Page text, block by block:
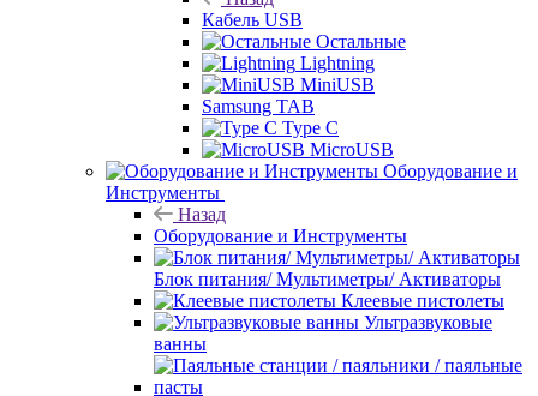
Кабель USB
Остальные
Lightning
MiniUSB
Samsung TAB
Type C
MicroUSB
Оборудование и
Инструменты
Назад
Оборудование и Инструменты
Блок питания/ Мультиметры/ Активаторы
Клеевые пистолеты
Ультразвуковые
ванны